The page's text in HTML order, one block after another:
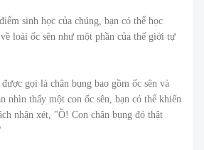
sinh học của chúng, bạn có thể học
loài ốc sên như một phần của thế giới tự
gọi là chân bụng bao gồm ốc sên và
nhìn thấy một con ốc sên, bạn có thể khiến
nhận xét, "Ồ! Con chân bụng đó thật